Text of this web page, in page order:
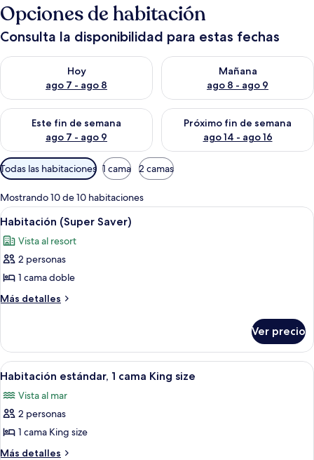
Opciones de habitación
Consulta la disponibilidad para estas fechas
Hoy
ago 7 - ago 8
Consulta la disponibilidad para hoy ago 7 - ago 8
Mañana
ago 8 - ago 9
Consulta la disponibilidad
Este fin de semana
ago 7 - ago 9
Consulta la disponibilidad para este fin de semana ago 7 -
Próximo fin de semana
ago 14 - ago 16
Consulta la disponibilidad
Filtros
disponibles
para
las
habitaciones
Todas las habitaciones 1 cama 2 camas
Mostrando 10 de 10 habitaciones
Abrir
todas
las
fotos
de
Habitación
Habitación de hotel con cama,
4
Habitación (Super Saver)
Vista al resort
2 personas
1 cama doble
Más detalles
Más
(Super
Saver)
Ver precio
Abrir
todas
las
fotos
de
Habitación
Habitación de hotel con cama,
5
Habitación estándar, 1 cama King size
Vista al mar
2 personas
1 cama King size
Más detalles
Más